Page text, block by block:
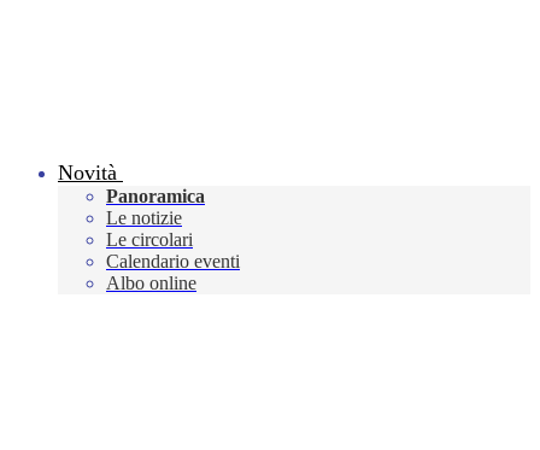
Novità
Panoramica
Le notizie
Le circolari
Calendario eventi
Albo online